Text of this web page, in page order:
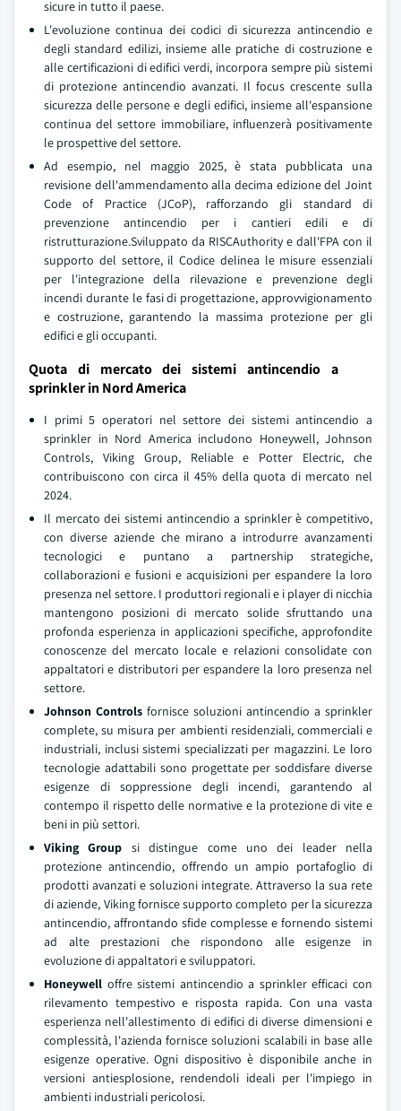
sicure in tutto il paese.
L'evoluzione continua dei codici di sicurezza antincendio e
degli standard edilizi, insieme alle pratiche di costruzione e
alle certificazioni di edifici verdi, incorpora sempre più sistemi
di protezione antincendio avanzati. Il focus crescente sulla
sicurezza delle persone e degli edifici, insieme all'espansione
continua del settore immobiliare, influenzerà positivamente
le prospettive del settore.
Ad esempio, nel maggio 2025, è stata pubblicata una
revisione dell'ammendamento alla decima edizione del Joint
Code of Practice (JCoP), rafforzando gli standard di
prevenzione antincendio per i cantieri edili e di
ristrutturazione.Sviluppato da RISCAuthority e dall'FPA con il
supporto del settore, il Codice delinea le misure essenziali
per l'integrazione della rilevazione e prevenzione degli
incendi durante le fasi di progettazione, approvvigionamento
e costruzione, garantendo la massima protezione per gli
edifici e gli occupanti.
Quota di mercato dei sistemi antincendio a
sprinkler in Nord America
I primi 5 operatori nel settore dei sistemi antincendio a
sprinkler in Nord America includono Honeywell, Johnson
Controls, Viking Group, Reliable e Potter Electric, che
contribuiscono con circa il 45% della quota di mercato nel
2024.
Il mercato dei sistemi antincendio a sprinkler è competitivo,
con diverse aziende che mirano a introdurre avanzamenti
tecnologici e puntano a partnership strategiche,
collaborazioni e fusioni e acquisizioni per espandere la loro
presenza nel settore. I produttori regionali e i player di nicchia
mantengono posizioni di mercato solide sfruttando una
profonda esperienza in applicazioni specifiche, approfondite
conoscenze del mercato locale e relazioni consolidate con
appaltatori e distributori per espandere la loro presenza nel
settore.
Johnson Controls fornisce soluzioni antincendio a sprinkler
complete, su misura per ambienti residenziali, commerciali e
industriali, inclusi sistemi specializzati per magazzini. Le loro
tecnologie adattabili sono progettate per soddisfare diverse
esigenze di soppressione degli incendi, garantendo al
contempo il rispetto delle normative e la protezione di vite e
beni in più settori.
Viking Group si distingue come uno dei leader nella
protezione antincendio, offrendo un ampio portafoglio di
prodotti avanzati e soluzioni integrate. Attraverso la sua rete
di aziende, Viking fornisce supporto completo per la sicurezza
antincendio, affrontando sfide complesse e fornendo sistemi
ad alte prestazioni che rispondono alle esigenze in
evoluzione di appaltatori e sviluppatori.
Honeywell offre sistemi antincendio a sprinkler efficaci con
rilevamento tempestivo e risposta rapida. Con una vasta
esperienza nell'allestimento di edifici di diverse dimensioni e
complessità, l'azienda fornisce soluzioni scalabili in base alle
esigenze operative. Ogni dispositivo è disponibile anche in
versioni antiesplosione, rendendoli ideali per l'impiego in
ambienti industriali pericolosi.